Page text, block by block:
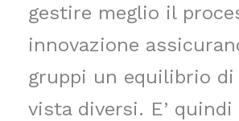
gestire meglio il
innovazione
gruppi un equilibrio
vista diversi. E’